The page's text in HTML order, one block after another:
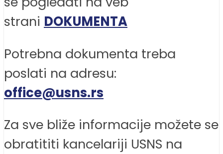
strani DOKUMENTA
Potrebna dokumenta treba
poslati na adresu:
office@usns.rs
Za sve bliže informacije možete se
obratititi kancelariji USNS na